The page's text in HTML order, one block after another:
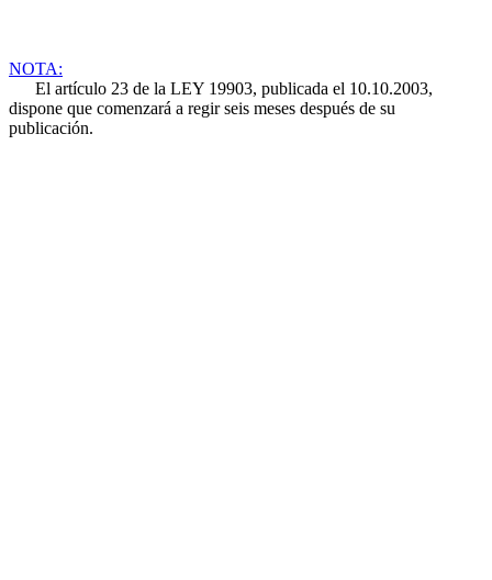
NOTA:
El artículo 23 de la LEY 19903, publicada el 10.10.2003,
dispone que comenzará a regir seis meses después de su
publicación.